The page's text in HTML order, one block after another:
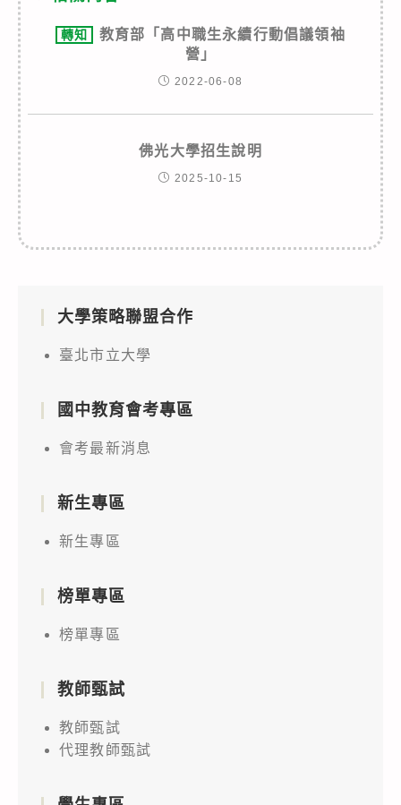
轉知
教育部「高中職生永續行動倡議領袖
營」
2022-06-08
佛光大學招生說明
2025-10-15
大學策略聯盟合作
臺北市立大學
國中教育會考專區
會考最新消息
新生專區
新生專區
榜單專區
榜單專區
教師甄試
教師甄試
代理教師甄試